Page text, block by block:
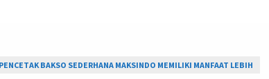
BAKSO SEDERHANA MAKSINDO MEMILIKI MANFAAT LEBIH